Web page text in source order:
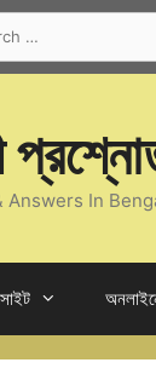
Answers In